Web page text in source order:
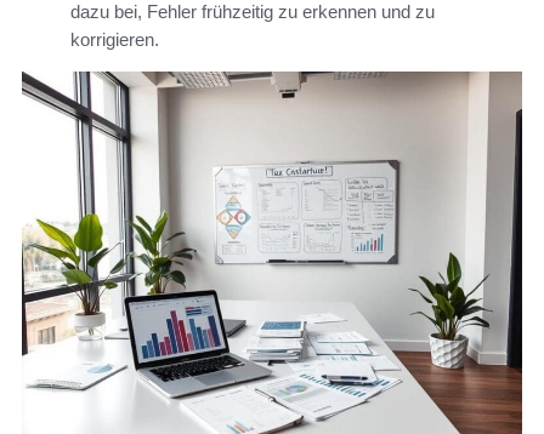
dazu bei, Fehler frühzeitig zu erkennen und zu
korrigieren.